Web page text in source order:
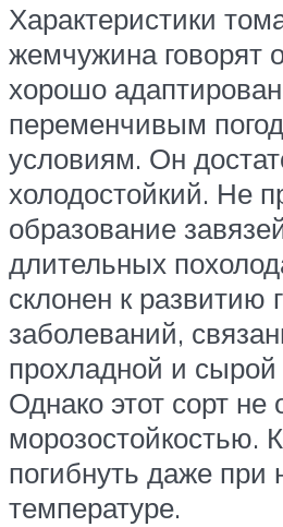
Характеристики
жемчужина говорят
хорошо
переменчивым
условиям. Он
холодостойкий. Не
образование
длительных
склонен к развитию
заболеваний,
прохладной и сырой
Однако этот сорт не
морозостойкостью.
погибнуть даже при
температуре.